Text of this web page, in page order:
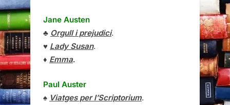
Jane Austen
♣ Orgull i prejudici.
♥ Lady Susan.
♦ Emma.
Paul Auster
♠ Viatges per l’Scriptorium.